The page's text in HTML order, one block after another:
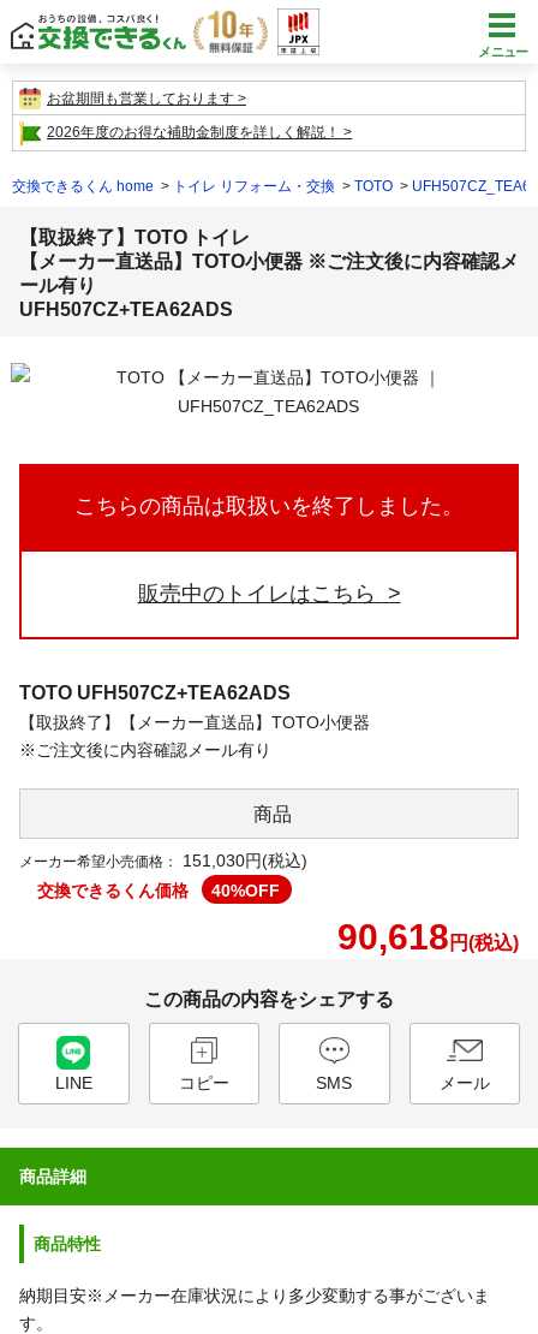
メニュー
お盆期間も営業しております
2026年度のお得な補助金制度を詳しく解説！
交換できるくん home トイレ リフォーム・交換 TOTO
【取扱終了】TOTO トイレ
【メーカー直送品】TOTO小便器 ※ご注文後に内容確認メ
ール有り
UFH507CZ+TEA62ADS
こちらの商品は取扱いを終了しました。
販売中のトイレはこちら
TOTO UFH507CZ+TEA62ADS
【取扱終了】【メーカー直送品】TOTO小便器
※ご注文後に内容確認メール有り
商品
メーカー希望小売価格：
151,030円(税込)
交換できるくん価格
40%OFF
90,618 円(税込)
この商品の内容をシェアする
LINE コピー SMS メール
商品詳細
商品特性
納期目安※メーカー在庫状況により多少変動する事がございま
す。